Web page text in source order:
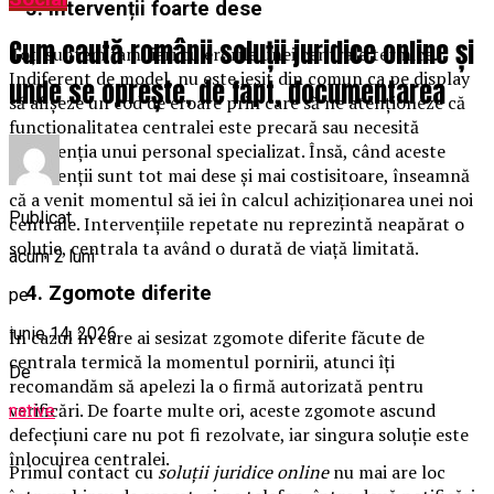
3. Intervenții foarte dese
Toți suntem familiari cu erorile unei centrale termice.
Indiferent de model, nu este ieșit din comun ca pe display
să afișeze un cod de eroare prin care să ne atenționeze că
funcționalitatea centralei este precară sau necesită
intervenția unui personal specializat. Însă, când aceste
intervenții sunt tot mai dese și mai costisitoare, înseamnă
că a venit momentul să iei în calcul achiziționarea unei noi
centrale. Intervențiile repetate nu reprezintă neapărat o
soluție, centrala ta având o durată de viață limitată.
4. Zgomote diferite
În cazul în care ai sesizat zgomote diferite făcute de
centrala termică la momentul pornirii, atunci îți
recomandăm să apelezi la o firmă autorizată pentru
verificări. De foarte multe ori, aceste zgomote ascund
defecțiuni care nu pot fi rezolvate, iar singura soluție este
înlocuirea centralei.
Cum caută românii soluții juridice online și
unde se oprește, de fapt, documentarea
Publicat
acum 2 luni
pe
iunie 14, 2026
De
native
Primul contact cusoluții juridice onlinenu mai are loc